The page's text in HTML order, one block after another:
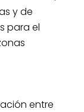
y de
para el
entre